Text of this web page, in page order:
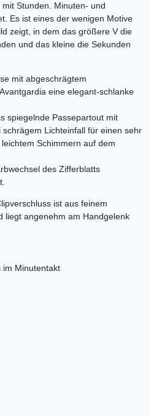
Stunden. Minuten- und
Es ist eines der wenigen Motive
zeigt, in dem das größere V die
und das kleine die Sekunden
mit abgeschrägtem
eine elegant-schlanke
spiegelnde Passepartout mit
Lichteinfall für einen sehr
Schimmern auf dem
des Zifferblatts
ist aus feinem
liegt angenehm am Handgelenk
im Minutentakt